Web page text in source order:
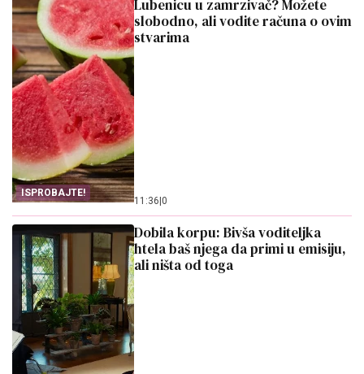
ISPROBAJTE!
Lubenicu u zamrzivač? Možete
slobodno, ali vodite računa o ovim
stvarima
11:36|0
Dobila korpu: Bivša voditeljka
htela baš njega da primi u emisiju,
ali ništa od toga